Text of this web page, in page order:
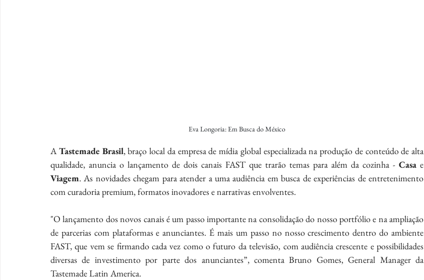
Eva Longoria: Em Busca do México
A Tastemade Brasil, braço local da empresa de mídia global especializada na produção de conteúdo de alta
qualidade, anuncia o lançamento de dois canais FAST que trarão temas para além da cozinha - Casa
Viagem. As novidades chegam para atender a uma audiência em busca de experiências de entretenimento
com curadoria premium, formatos inovadores e narrativas envolventes.
"O lançamento dos novos canais é um passo importante na consolidação do nosso portfólio e na ampliação
de parcerias com plataformas e anunciantes. É mais um passo no nosso crescimento dentro do ambiente
FAST, que vem se firmando cada vez como o futuro da televisão, com audiência crescente e possibilidades
diversas de investimento por parte dos anunciantes”, comenta Bruno Gomes, General Manager da
Tastemade Latin America.